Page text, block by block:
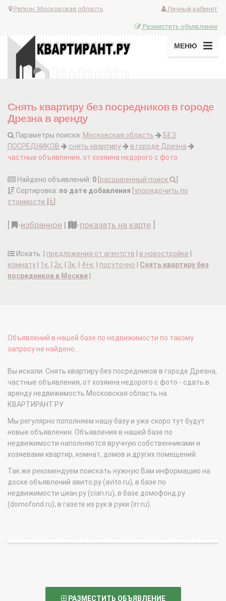
Регион: Московская область Личный кабинет
Разместить объявление
МЕНЮ
Снять квартиру без посредников в городе
Дрезна в аренду
Параметры поиска: Московская область
БЕЗ
ПОСРЕДНИКОВ
снять квартиру
в городе Дрезна
частные объявления, от хозяина недорого с фото
Найдено объявлений: 0 расширенный поиск
Сортировка: по дате добавления упорядочить по
стоимости
-избранное | -показать на карте
Искать: | предложения от агентств в новостройке
комнату
1к. 2к. 3к. 4+к. посуточно
Снять квартиру без
посредников в Москве
Объявлений в нашей базе по недвижимости по такому
запросу не найдено...
Вы искали: Снять квартиру без посредников в городе Дрезна,
частные объявления, от хозяина недорого с фото - сдать в
аренду недвижимость Московская область на
КВАРТИРАНТ.РУ
Мы регулярно пополняем нашу базу и уже скоро тут будут
новые объявления. Объявления в нашей базе по
недвижимости наполняются вручную собственниками и
хозяевами квартир, комнат, домов и других помещений.
Так же рекомендуем поискать нужную Вам информацию на
доске объявлений авито.ру (avito.ru), в базе по
недвижимости циан.ру (cian.ru), в базе домофонд.ру
(domofond.ru), в газете из рук в руки (irr.ru).
РАЗМЕСТИТЬ ОБЪЯВЛЕНИЕ